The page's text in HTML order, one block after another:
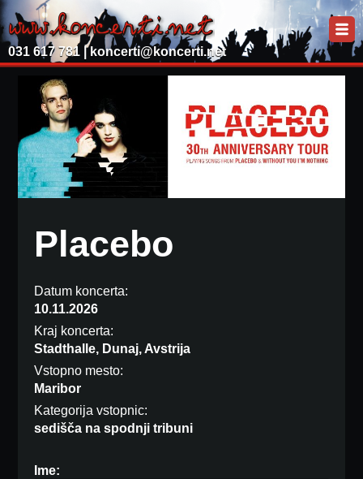
031 617 781 | koncerti@koncerti.net
Placebo
Datum koncerta:
10.11.2026
Kraj koncerta:
Stadthalle, Dunaj, Avstrija
Vstopno mesto:
Maribor
Kategorija vstopnic:
sedišča na spodnji tribuni
Ime: